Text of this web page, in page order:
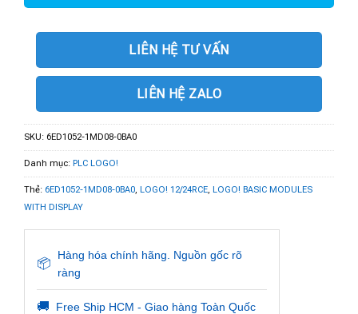
LIÊN HỆ TƯ VẤN
LIÊN HỆ ZALO
SKU: 6ED1052-1MD08-0BA0
Danh mục: PLC LOGO!
Thẻ: 6ED1052-1MD08-0BA0, LOGO! 12/24RCE, LOGO! BASIC MODULES
WITH DISPLAY
📦
Hàng hóa chính hãng. Nguồn gốc rõ
ràng
🚚 Free Ship HCM - Giao hàng Toàn Quốc